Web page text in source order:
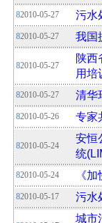
82010-05-27 污水
82010-05-27 我国
82010-05-27
陕西
用培
82010-05-27 清华
82010-05-26 专家
82010-05-24
安恒
统
82010-05-24 《
82010-05-17 污水
城市